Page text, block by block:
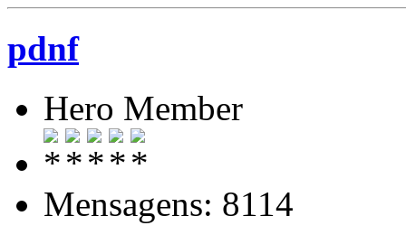
pdnf
Hero Member
Mensagens: 8114